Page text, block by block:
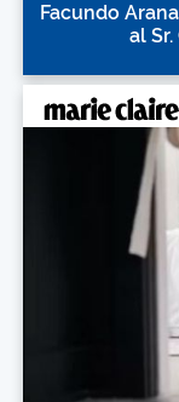
Facundo
al